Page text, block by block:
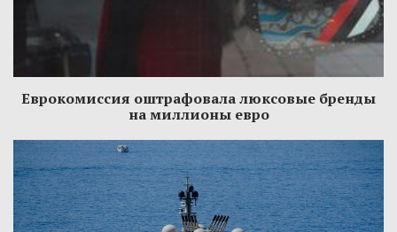
Еврокомиссия оштрафовала люксовые бренды
на миллионы евро